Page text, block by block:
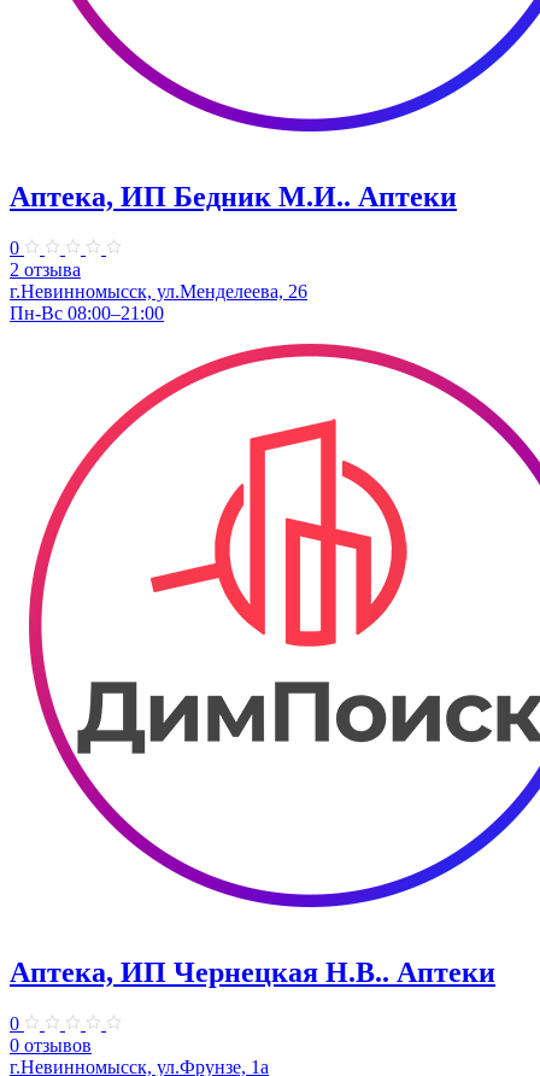
Аптека, ИП Бедник М.И.. Аптеки
0
2 отзыва
г.Невинномысск, ул.Менделеева, 26
Пн-Вс 08:00–21:00
Аптека, ИП Чернецкая Н.В.. Аптеки
0
0 отзывов
г.Невинномысск, ул.Фрунзе, 1а